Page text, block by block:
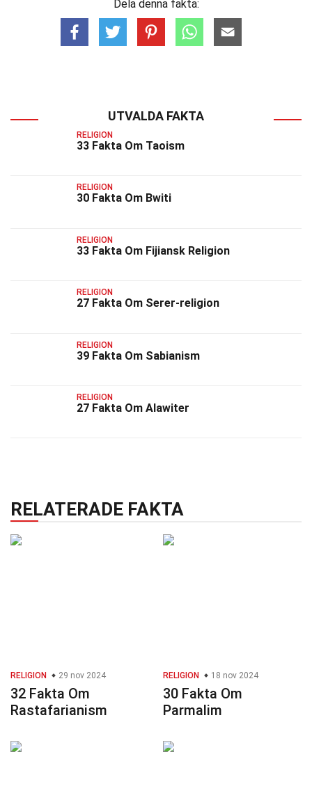
Dela denna fakta:
UTVALDA FAKTA
RELIGION
33 Fakta Om Taoism
RELIGION
30 Fakta Om Bwiti
RELIGION
33 Fakta Om Fijiansk Religion
RELIGION
27 Fakta Om Serer-religion
RELIGION
39 Fakta Om Sabianism
RELIGION
27 Fakta Om Alawiter
RELATERADE FAKTA
RELIGION 29 nov 2024
32 Fakta Om
Rastafarianism
RELIGION 18 nov 2024
30 Fakta Om
Parmalim